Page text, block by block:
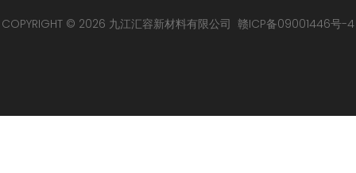
COPYRIGHT © 2026 九江汇容新材料有限公司 赣ICP备09001446号-4